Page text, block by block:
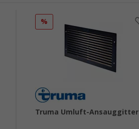
%
Truma Umluft-Ansauggitter